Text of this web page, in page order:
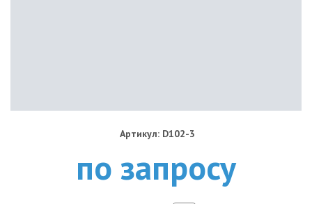
Артикул: D102-3
по запросу